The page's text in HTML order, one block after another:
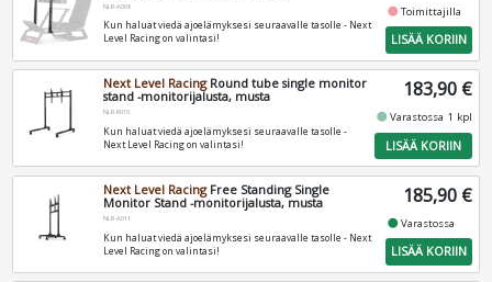
NLR-A006
Kun haluat viedä ajoelämyksesi seuraavalle tasolle - Next
Level Racing on valintasi!
fiber_manual_recordToimittajilla
LISÄÄ KORIIN
Next Level RacingRound tube single monitor
stand -monitorijalusta, musta
NLR-R010
Kun haluat viedä ajoelämyksesi seuraavalle tasolle -
Next Level Racing on valintasi!
183,90 €
fiber_manual_recordVarastossa 1 kpl
LISÄÄ KORIIN
Next Level RacingFree Standing Single
Monitor Stand -monitorijalusta, musta
NLR-A011
Kun haluat viedä ajoelämyksesi seuraavalle tasolle - Next
Level Racing on valintasi!
185,90 €
fiber_manual_recordVarastossa
LISÄÄ KORIIN